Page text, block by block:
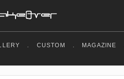
. CUSTOM . MAGAZINE